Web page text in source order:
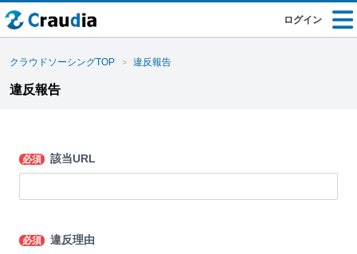
ログイン
クラウドソーシングTOP 違反報告
違反報告
必須 該当URL
必須 違反理由